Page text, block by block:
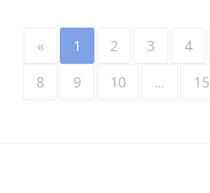
« 1 2 3 4
8
9 10 ... 15